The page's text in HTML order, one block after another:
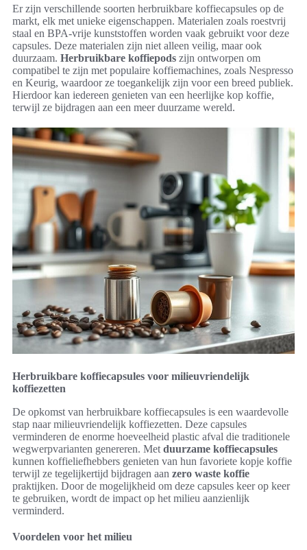
Er zijn verschillende soorten herbruikbare koffiecapsules op de
markt, elk met unieke eigenschappen. Materialen zoals roestvrij
staal en BPA-vrije kunststoffen worden vaak gebruikt voor deze
capsules. Deze materialen zijn niet alleen veilig, maar ook
duurzaam. Herbruikbare koffiepods zijn ontworpen om
compatibel te zijn met populaire koffiemachines, zoals Nespresso
en Keurig, waardoor ze toegankelijk zijn voor een breed publiek.
Hierdoor kan iedereen genieten van een heerlijke kop koffie,
terwijl ze bijdragen aan een meer duurzame wereld.
Herbruikbare koffiecapsules voor milieuvriendelijk
koffiezetten
De opkomst van herbruikbare koffiecapsules is een waardevolle
stap naar milieuvriendelijk koffiezetten. Deze capsules
verminderen de enorme hoeveelheid plastic afval die traditionele
wegwerpvarianten genereren. Met duurzame koffiecapsules
kunnen koffieliefhebbers genieten van hun favoriete kopje koffie
terwijl ze tegelijkertijd bijdragen aan zero waste koffie
praktijken. Door de mogelijkheid om deze capsules keer op keer
te gebruiken, wordt de impact op het milieu aanzienlijk
verminderd.
Voordelen voor het milieu